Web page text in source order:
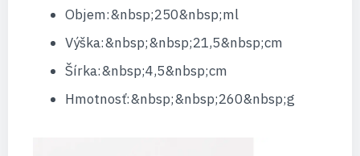
Objem:&nbsp;250&nbsp;ml
Výška:&nbsp;&nbsp;21,5&nbsp;cm
Šírka:&nbsp;4,5&nbsp;cm
Hmotnosť:&nbsp;&nbsp;260&nbsp;g